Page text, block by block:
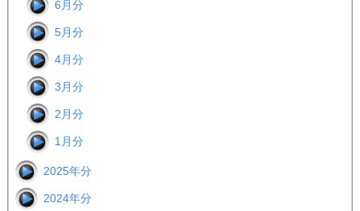
6月分
5月分
4月分
3月分
2月分
1月分
2025年分
2024年分